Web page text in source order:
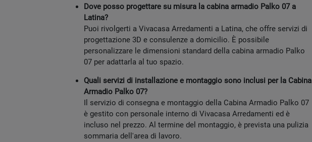
Dove posso progettare su misura la cabina armadio Palko 07 a
Latina?
Puoi rivolgerti a Vivacasa Arredamenti a Latina, che offre servizi di
progettazione 3D e consulenze a domicilio. È possibile
personalizzare le dimensioni standard della cabina armadio Palko
07 per adattarla al tuo spazio.
Quali servizi di installazione e montaggio sono inclusi per la Cabina
Armadio Palko 07?
Il servizio di consegna e montaggio della Cabina Armadio Palko 07
è gestito con personale interno di Vivacasa Arredamenti ed è
incluso nel prezzo. Al termine del montaggio, è prevista una pulizia
sommaria dell'area di lavoro.